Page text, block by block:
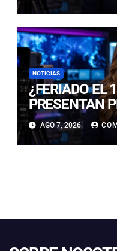
NOTICIAS
¿FERIADO EL
PRESENTAN
CONGRESO
DÍA MÁS LAS
FIESTAS
AGO 7, 2026